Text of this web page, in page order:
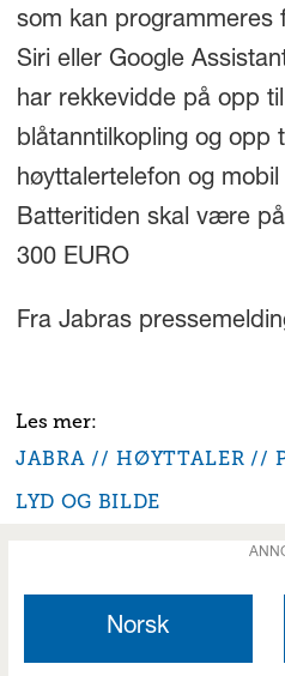
som kan programmeres
Siri eller Google
har rekkevidde på opp
blåtanntilkopling og opp
høyttalertelefon og
Batteritiden skal være
300 EURO
Fra Jabras
JABRA HØYTTALER
LYD OG BILDE
Norsk